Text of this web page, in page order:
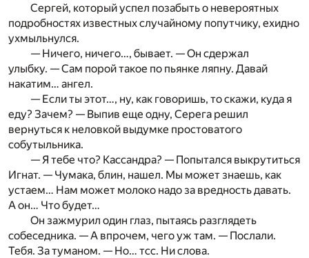
Сергей, который успел позабыть о невероятных
подробностях известных случайному попутчику, ехидно
ухмыльнулся.
— Ничего, ничего…, бывает. — Он сдержал
улыбку. — Сам порой такое по пьянке ляпну. Давай
накатим… ангел.
— Если ты этот…, ну, как говоришь, то скажи, куда я
еду? Зачем? — Выпив еще одну, Серега решил
вернуться к неловкой выдумке простоватого
собутыльника.
— Я тебе что? Кассандра? — Попытался выкрутиться
Игнат. — Чумака, блин, нашел. Мы может знаешь, как
устаем… Нам может молоко надо за вредность давать.
А он… Что будет…
Он зажмурил один глаз, пытаясь разглядеть
собеседника. — А впрочем, чего уж там. — Послали.
Тебя. За туманом. — Но… тсс. Ни слова.